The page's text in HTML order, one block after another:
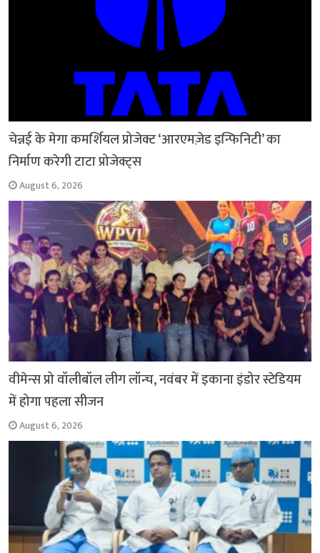
चेन्नई के मेगा कमर्शियल प्रोजेक्ट ‘आरएमज़ेड इन्फिनिटी’ का
निर्माण करेगी टाटा प्रोजेक्ट्स
August 6, 2026
वीमेन्स प्रो वॉलीबॉल लीग लॉन्च, नवंबर में इकाना इंडोर स्टेडियम
में होगा पहला सीजन
August 6, 2026